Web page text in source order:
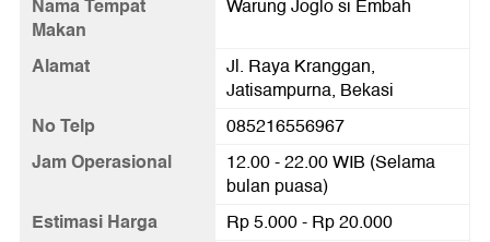
Nama Tempat
Makan
Warung Joglo si Embah
Alamat
Jl. Raya Kranggan,
Jatisampurna, Bekasi
No Telp 085216556967
Jam Operasional
12.00 - 22.00 WIB (Selama
bulan puasa)
Estimasi Harga Rp 5.000 - Rp 20.000